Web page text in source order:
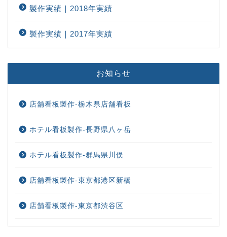
製作実績｜2018年実績
製作実績｜2017年実績
お知らせ
店舗看板製作-栃木県店舗看板
ホテル看板製作-長野県八ヶ岳
ホテル看板製作-群馬県川俣
店舗看板製作-東京都港区新橋
店舗看板製作-東京都渋谷区